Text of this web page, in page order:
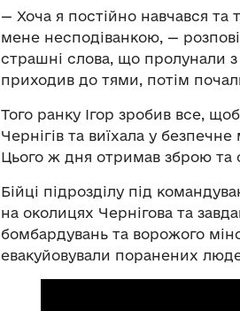
— Хоча я постійно навчався та
мене несподіванкою, —
страшні слова, що пролунали
приходив до тями, потім
Того ранку Ігор зробив все,
Чернігів та виїхала у
Цього ж дня отримав зброю та
Бійці підрозділу під
на околицях Чернігова та
бомбардувань та ворожого
евакуйовували поранених